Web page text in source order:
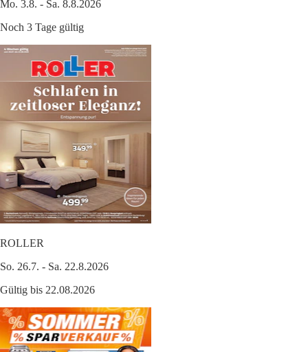
Mo. 3.8. - Sa. 8.8.2026
Noch 3 Tage gültig
ROLLER
So. 26.7. - Sa. 22.8.2026
Gültig bis 22.08.2026